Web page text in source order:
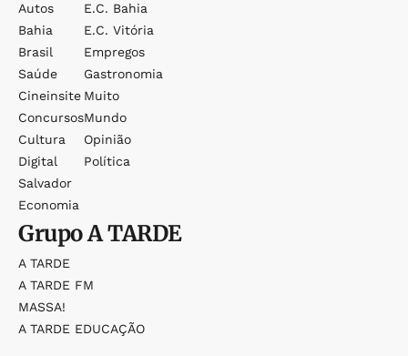
Autos
Bahia
Brasil
Saúde
Cineinsite
Concursos
Cultura
Digital
Salvador
Economia
E.c. Bahia
E.c. Vitória
Empregos
Gastronomia
Muito
Mundo
Opinião
Política
GrupoA TARDE
A TARDE
A TARDE FM
MASSA!
A TARDE EDUCAÇÃO